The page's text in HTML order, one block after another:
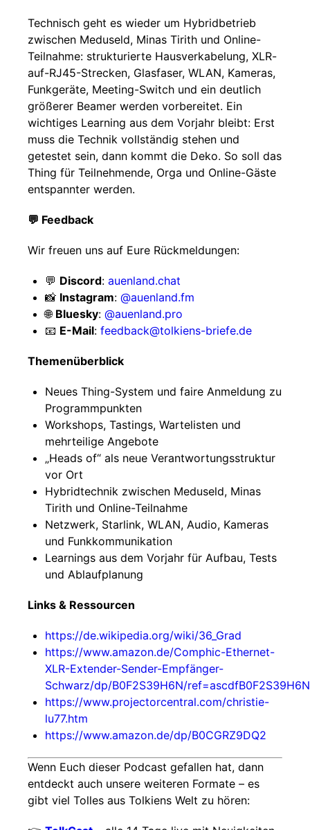
Technisch geht es wieder um Hybridbetrieb
zwischen Meduseld, Minas Tirith und Online-
Teilnahme: strukturierte Hausverkabelung, XLR-
auf-RJ45-Strecken, Glasfaser, WLAN, Kameras,
Funkgeräte, Meeting-Switch und ein deutlich
größerer Beamer werden vorbereitet. Ein
wichtiges Learning aus dem Vorjahr bleibt: Erst
muss die Technik vollständig stehen und
getestet sein, dann kommt die Deko. So soll das
Thing für Teilnehmende, Orga und Online-Gäste
entspannter werden.
💬 Feedback
Wir freuen uns auf Eure Rückmeldungen:
💬 Discord: auenland.chat
📸 Instagram: @auenland.fm
🌐 Bluesky: @auenland.pro
📧 E-Mail: feedback@tolkiens-briefe.de
Themenüberblick
Neues Thing-System und faire Anmeldung zu
Programmpunkten
Workshops, Tastings, Wartelisten und
mehrteilige Angebote
„Heads of“ als neue Verantwortungsstruktur
vor Ort
Hybridtechnik zwischen Meduseld, Minas
Tirith und Online-Teilnahme
Netzwerk, Starlink, WLAN, Audio, Kameras
und Funkkommunikation
Learnings aus dem Vorjahr für Aufbau, Tests
und Ablaufplanung
Links & Ressourcen
https://de.wikipedia.org/wiki/36_Grad
https://www.amazon.de/Comphic-Ethernet-
XLR-Extender-Sender-Empfänger-
Schwarz/dp/B0F2S39H6N/ref=ascdfB0F2S39H6N
https://www.projectorcentral.com/christie-
lu77.htm
https://www.amazon.de/dp/B0CGRZ9DQ2
Wenn Euch dieser Podcast gefallen hat, dann
entdeckt auch unsere weiteren Formate – es
gibt viel Tolles aus Tolkiens Welt zu hören: